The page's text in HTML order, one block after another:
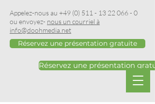
Appelez-nous au +49 (0) 511 - 13 22 066 - 0
ou envoyez- nous un courriel à
info@doohmedia.net
Réservez une présentation gratuite
Réservez une présentation